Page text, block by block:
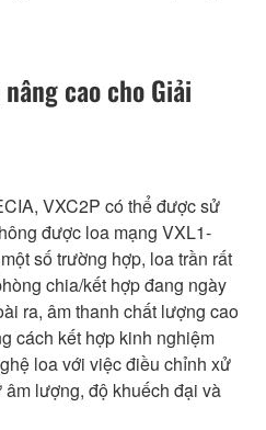
cao cho Giải
VXC2P có thể được sử
được loa mạng VXL1-
số trường hợp, loa trần rất
chia/kết hợp đang ngày
ra, âm thanh chất lượng cao
cách kết hợp kinh nghiệm
loa với việc điều chỉnh xử
lượng, độ khuếch đại và